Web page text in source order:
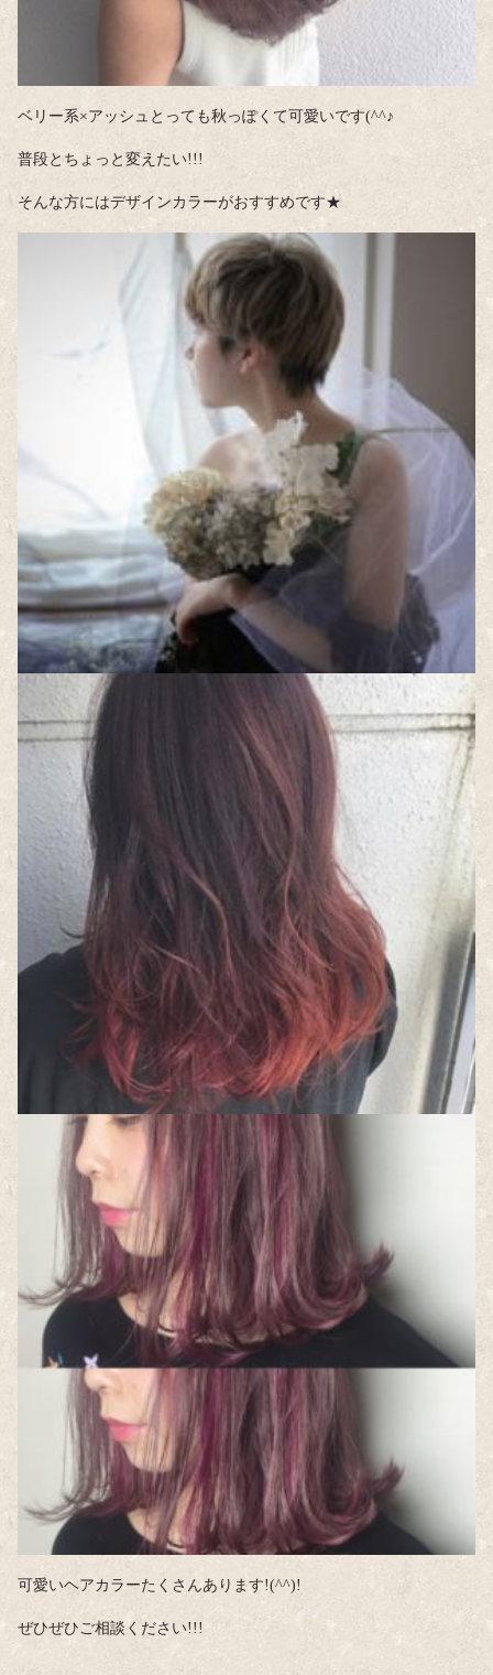
ベリー系×アッシュとっても秋っぽくて可愛いです(^^♪
普段とちょっと変えたい!!!
そんな方にはデザインカラーがおすすめです★
可愛いヘアカラーたくさんあります!(^^)!
ぜひぜひご相談ください!!!